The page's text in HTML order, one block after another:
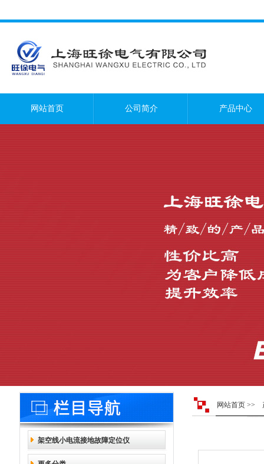
网站首页 公司简介 产品中心
架空线小电流接地故障定位仪
网站首页 >>